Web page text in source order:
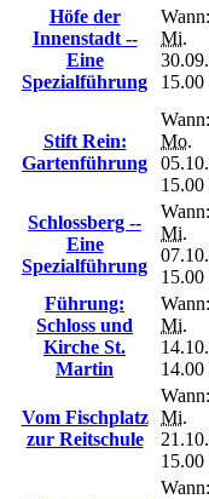
Höfe der
Innenstadt --
Eine
Spezialführung
Wann:
Mi.
Stift Rein:
Gartenführung
Wann:
Mo.
Schlossberg --
Eine
Spezialführung
Wann:
Mi.
Führung:
Schloss und
Kirche St.
Martin
Wann:
Mi.
Vom Fischplatz
zur Reitschule
Wann:
Mi.
Wann: